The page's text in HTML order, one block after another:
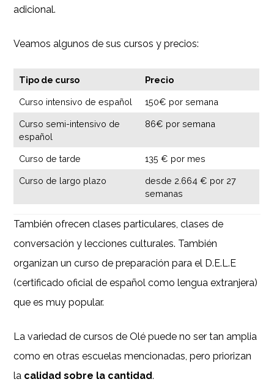
adicional.
Veamos algunos de sus cursos y precios:
Tipo de curso Precio
Curso intensivo de español 150€ por semana
Curso semi-intensivo de
español
86€ por semana
Curso de tarde 135 € por mes
Curso de largo plazo
desde 2.664 € por 27
semanas
También ofrecen clases particulares, clases de
conversación y lecciones culturales. También
organizan un curso de preparación para el D.E.L.E
(certificado oficial de español como lengua extranjera)
que es muy popular.
La variedad de cursos de Olé puede no ser tan amplia
como en otras escuelas mencionadas, pero priorizan
la calidad sobre la cantidad.